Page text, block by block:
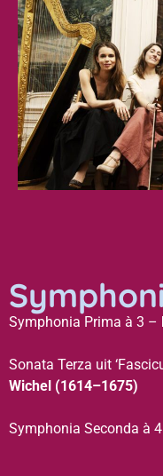
Symphonia Prima à 3 –
Sonata Terza uit
Wichel (1614–1675)
Symphonia Seconda à